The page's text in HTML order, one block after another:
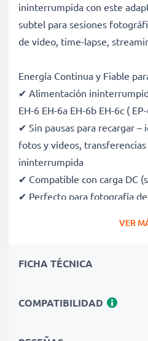
ininterrumpida con este
subtel para sesiones
de vídeo, time-lapse,
Energía Continua y Fiable
✔ Alimentación
EH-6 EH-6a EH-6b EH-6c (
✔ Sin pausas para recargar –
fotos y vídeos,
ininterrumpida
✔ Compatible con carga DC
✔ Perfecto para fotografía
sobrecalentamiento y
resistente a roturas
Especificaciones del
VER
FICHA TÉCNICA
COMPATIBILIDAD